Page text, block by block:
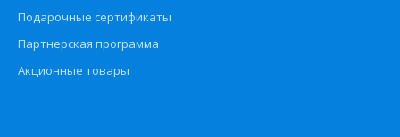
Bosch
Подарочные сертификаты
Партнерская программа
Акционные товары